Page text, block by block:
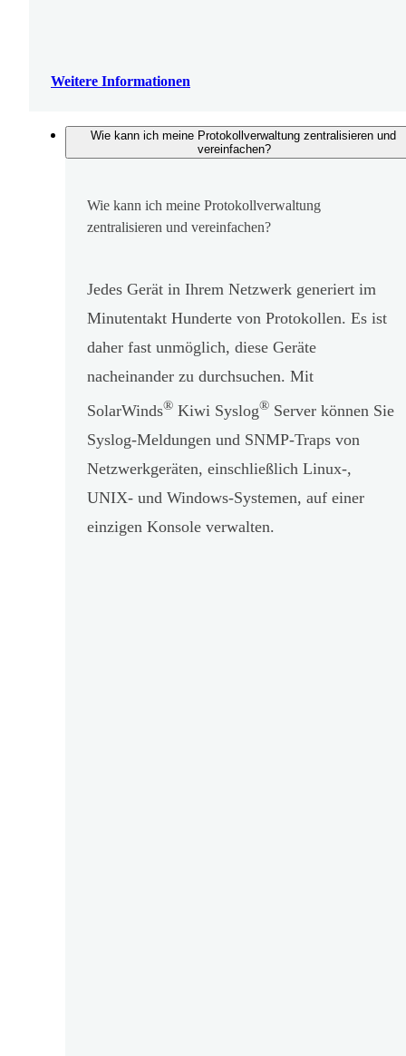
Weitere Informationen
Wie kann ich meine Protokollverwaltung zentralisieren und
vereinfachen?
Wie kann ich meine Protokollverwaltung
zentralisieren und vereinfachen?
Jedes Gerät in Ihrem Netzwerk generiert im
Minutentakt Hunderte von Protokollen. Es ist
daher fast unmöglich, diese Geräte
nacheinander zu durchsuchen. Mit
SolarWinds® Kiwi Syslog® Server können Sie
Syslog-Meldungen und SNMP-Traps von
Netzwerkgeräten, einschließlich Linux-,
UNIX- und Windows-Systemen, auf einer
einzigen Konsole verwalten.